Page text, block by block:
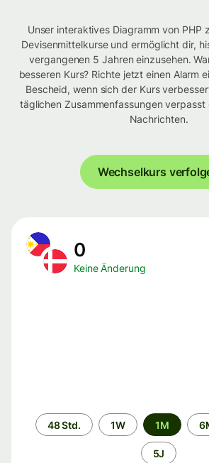
Unser interaktives Diagramm von PHP
Devisenmittelkurse und ermöglicht dir,
vergangenen 5 Jahren einzusehen.
besseren Kurs? Richte jetzt einen Alarm
Bescheid, wenn sich der Kurs
täglichen Zusammenfassungen verpasst
Nachrichten.
Wechselkurs
0
Keine Änderung
Zeitraum
48 Std. 1W 1M
5J